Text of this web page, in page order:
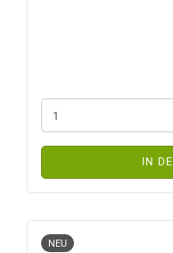
IN
NEU